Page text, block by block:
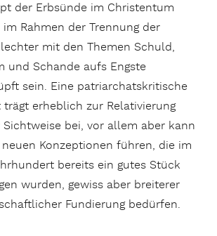
der Erbsünde im Christentum
Rahmen der Trennung der
mit den Themen Schuld,
und Schande aufs Engste
sein. Eine patriarchatskritische
trägt erheblich zur Relativierung
Sichtweise bei, vor allem aber kann
neuen Konzeptionen führen, die im
bereits ein gutes Stück
wurden, gewiss aber breiterer
Fundierung bedürfen.